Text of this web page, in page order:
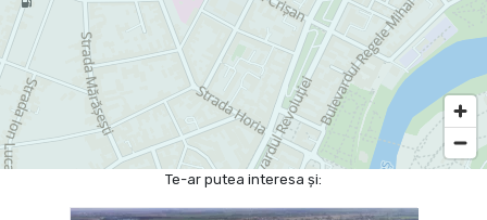
Te-ar putea interesa și: